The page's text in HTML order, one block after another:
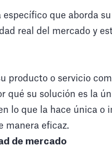
que aborda
real del mercado y
producto o servicio
qué su solución es la
lo que la hace única o
manera eficaz.
de mercado